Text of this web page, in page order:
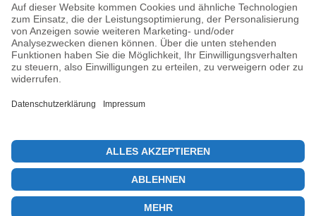
19. Mai 2025
Previous post
On-Chain-Velocity Bitcoin: Ein Zeichen für Reife?
© 2026 KryptoInsights.de
ImpressumDatenschutz